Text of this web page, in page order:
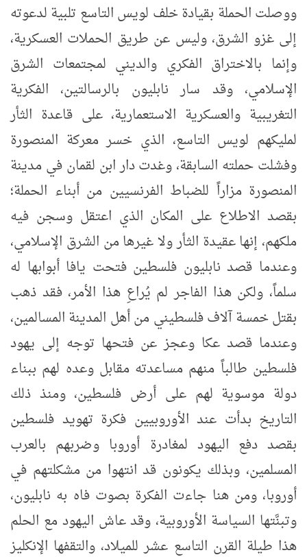
ووصلت الحملة بقيادة خلف لويس التاسع تلبية لدعوته
إلى غزو الشرق، وليس عن طريق الحملات العسكرية،
وإنما بالاختراق الفكري والديني لمجتمعات الشرق
الإسلامي، وقد سار نابليون بالرسالتين، الفكرية
التغريبية والعسكرية الاستعمارية، على قاعدة الثأر
لمليكهم لويس التاسع، الذي خسر معركة المنصورة
وفشلت حملته السابقة، وغدت دار ابن لقمان في مدينة
المنصورة مزاراً للضباط الفرنسيين من أبناء الحملة؛
بقصد الاطلاع على المكان الذي اعتقل وسجن فيه
ملكهم، إنها عقيدة الثأر ولا غيرها من الشرق الإسلامي،
وعندما قصد نابليون فلسطين فتحت يافا أبوابها له
سلماً، ولكن هذا الفاجر لم يُراعِ هذا الأمر، فقد ذهب
بقتل خمسة آلاف فلسطيني من أهل المدينة المسالمين،
وعندما قصد عكا وعجز عن فتحها توجه إلى يهود
فلسطين طالباً منهم مساعدته مقابل وعده لهم ببناء
دولة موسوية لهم على أرض فلسطين، ومنذ ذلك
التاريخ بدأت عند الأوروبيين فكرة تهويد فلسطين
بقصد دفع اليهود لمغادرة أوروبا وضربهم بالعرب
المسلمين، وبذلك يكونون قد انتهوا من مشكلتهم في
أوروبا، ومن هنا جاءت الفكرة بصوت فاه به نابليون،
وتبنَّتها السياسة الأوروبية، وقد عاش اليهود مع الحلم
هذا طيلة القرن التاسع عشر للميلاد، والتقفها الإنكليز